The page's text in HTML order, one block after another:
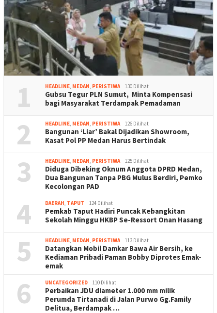
1 HEADLINE, MEDAN, PERISTIWA 130 Dilihat
Gubsu Tegur PLN Sumut, Minta Kompensasi
bagi Masyarakat Terdampak Pemadaman
2 HEADLINE, MEDAN, PERISTIWA 126 Dilihat
Bangunan ‘Liar’ Bakal Dijadikan Showroom,
Kasat Pol PP Medan Harus Bertindak
3 HEADLINE, MEDAN, PERISTIWA 125 Dilihat
Diduga Dibeking Oknum Anggota DPRD Medan,
Dua Bangunan Tanpa PBG Mulus Berdiri, Pemko
Kecolongan PAD
4 DAERAH, TAPUT 124 Dilihat
Pemkab Taput Hadiri Puncak Kebangkitan
Sekolah Minggu HKBP Se-Ressort Onan Hasang
5 HEADLINE, MEDAN, PERISTIWA 113 Dilihat
Datangkan Mobil Damkar Bawa Air Bersih, ke
Kediaman Pribadi Paman Bobby Diprotes Emak-
emak
6 UNCATEGORIZED 110 Dilihat
Perbaikan JDU diameter 1.000 mm milik
Perumda Tirtanadi di Jalan Purwo Gg.Family
Delitua, Berdampak …